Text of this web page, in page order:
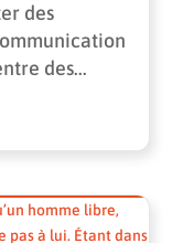
des
des...